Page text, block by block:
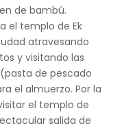
de bambú.
el templo de Ek
atravesando
y visitando las
de pescado
el almuerzo. Por la
el templo de
salida de